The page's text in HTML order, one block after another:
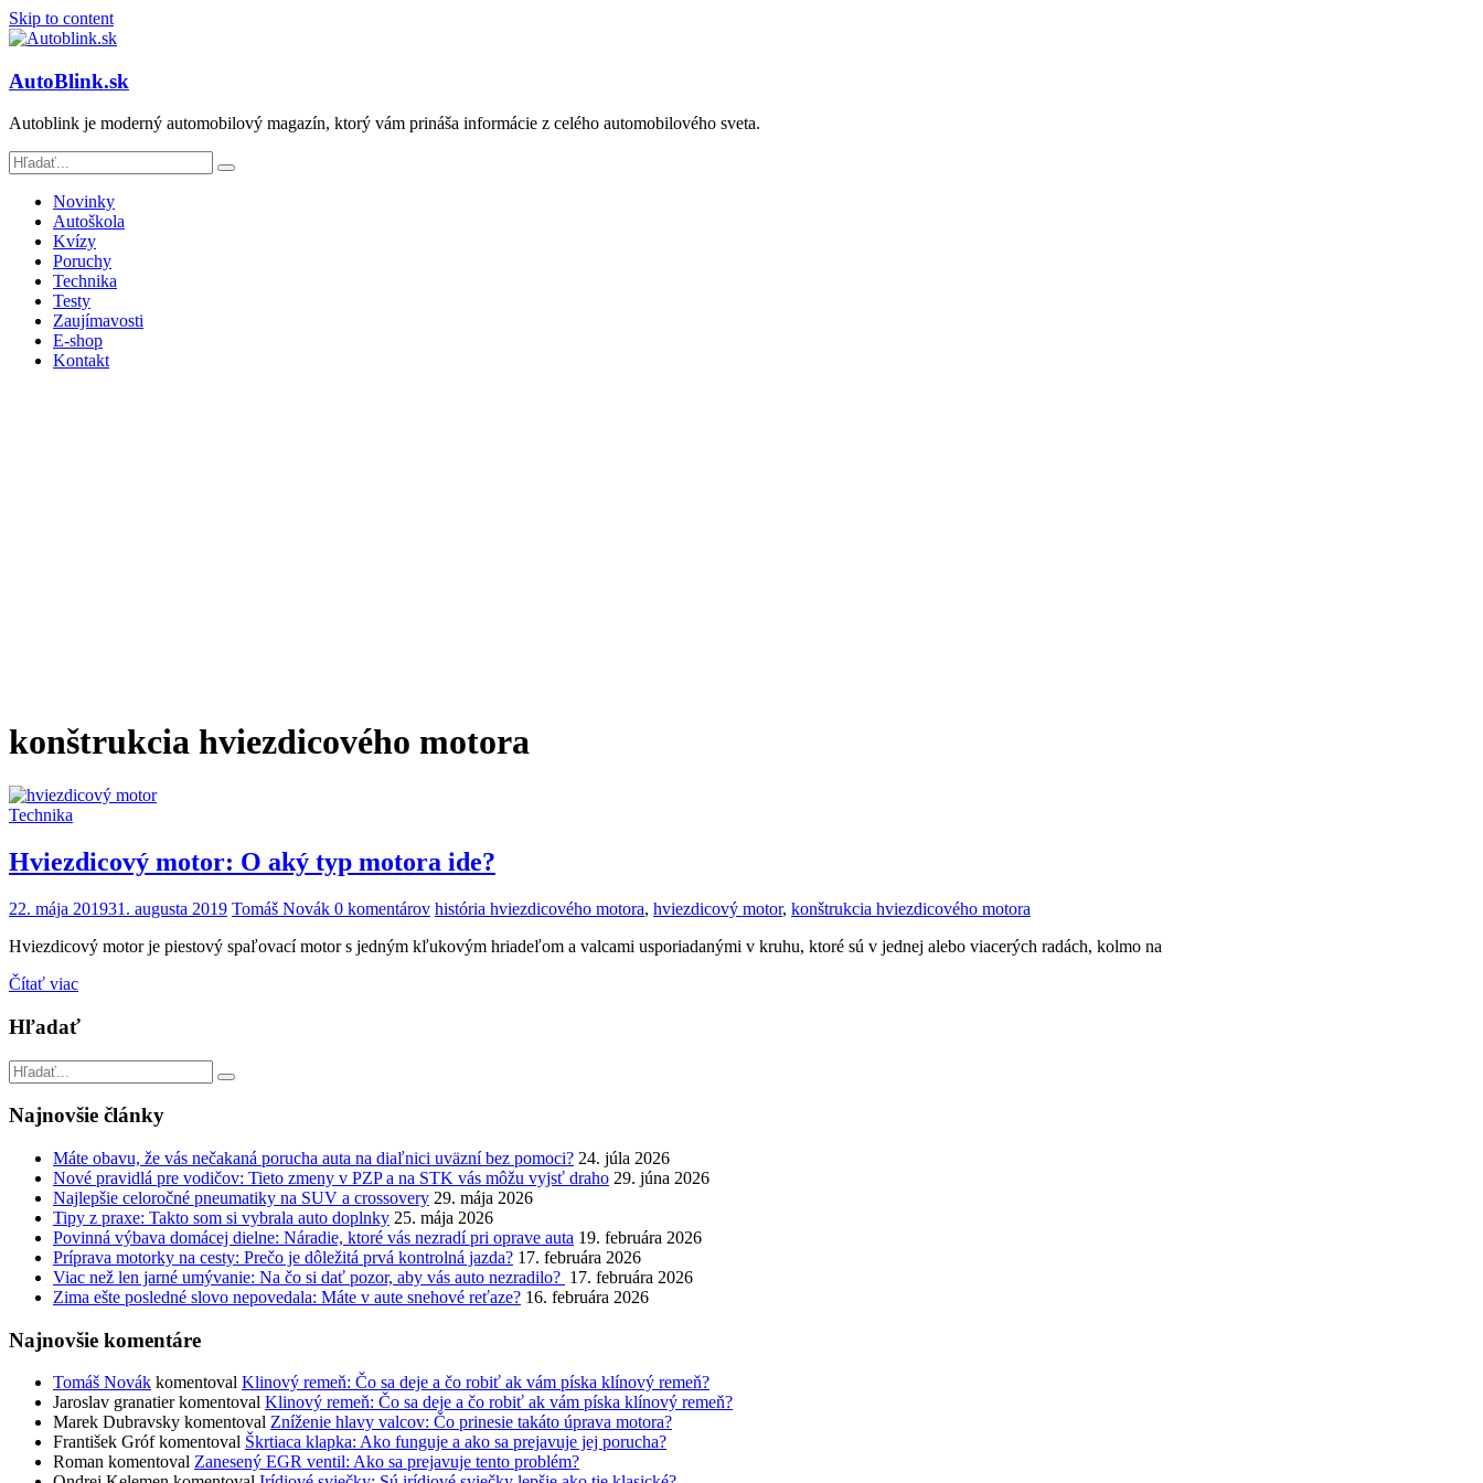
Skip to content
AutoBlink.sk
Autoblink je moderný automobilový magazín, ktorý vám prináša informácie z celého automobilového sveta.
Novinky
Autoškola
Kvízy
Poruchy
Technika
Testy
Zaujímavosti
E-shop
Kontakt
konštrukcia hviezdicového motora
Technika
Hviezdicový motor: O aký typ motora ide?
22. mája 201931. augusta 2019 Tomáš Novák 0 komentárov história hviezdicového motora, hviezdicový motor, konštrukcia hviezdicového motora
Hviezdicový motor je piestový spaľovací motor s jedným kľukovým hriadeľom a valcami usporiadanými v kruhu, ktoré sú v jednej alebo viacerých radách, kolmo na
Čítať viac
Hľadať
Najnovšie články
Máte obavu, že vás nečakaná porucha auta na diaľnici uväzní bez pomoci? 24. júla 2026
Nové pravidlá pre vodičov: Tieto zmeny v PZP a na STK vás môžu vyjsť draho 29. júna 2026
Najlepšie celoročné pneumatiky na SUV a crossovery 29. mája 2026
Tipy z praxe: Takto som si vybrala auto doplnky 25. mája 2026
Povinná výbava domácej dielne: Náradie, ktoré vás nezradí pri oprave auta 19. februára 2026
Príprava motorky na cesty: Prečo je dôležitá prvá kontrolná jazda? 17. februára 2026
Viac než len jarné umývanie: Na čo si dať pozor, aby vás auto nezradilo? 17. februára 2026
Zima ešte posledné slovo nepovedala: Máte v aute snehové reťaze? 16. februára 2026
Najnovšie komentáre
Tomáš Novák komentoval Klinový remeň: Čo sa deje a čo robiť ak vám píska klínový remeň?
Jaroslav granatierkomentoval Klinový remeň: Čo sa deje a čo robiť ak vám píska klínový remeň?
Marek Dubravsky komentoval Zníženie hlavy valcov: Čo prinesie takáto úprava motora?
František Grófkomentoval Škrtiaca klapka: Ako funguje a ako sa prejavuje jej porucha?
Roman komentoval Zanesený EGR ventil: Ako sa prejavuje tento problém?